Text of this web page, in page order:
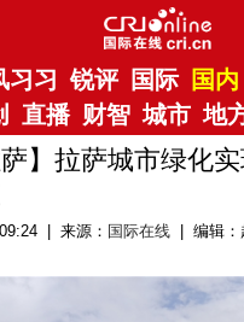
习习 锐评 国际 国内
直播 财智 城市 地
萨】拉萨城市绿化
| 来源： 国际在线 | 编辑：